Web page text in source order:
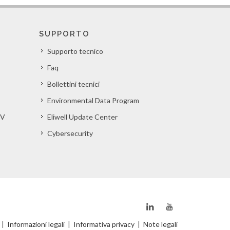
SUPPORTO
Supporto tecnico
Faq
Bollettini tecnici
Environmental Data Program
Eliwell Update Center
Cybersecurity
| Informazioni legali | Informativa privacy | Note legali